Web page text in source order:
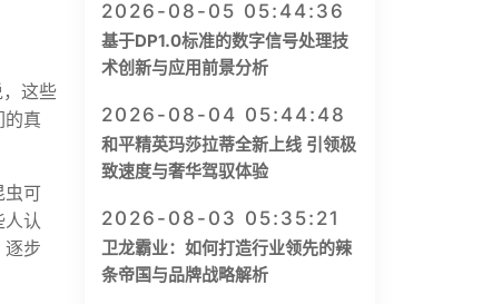
这些
的真
虫可
人认
逐步
2026-08-05 05:44:36
基于DP1.0标准的数字信号处理技
术创新与应用前景分析
2026-08-04 05:44:48
和平精英玛莎拉蒂全新上线 引领极
致速度与奢华驾驭体验
2026-08-03 05:35:21
卫龙霸业：如何打造行业领先的辣
条帝国与品牌战略解析